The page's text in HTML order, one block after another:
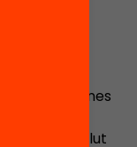
on vaig
a persones
a una
i salut